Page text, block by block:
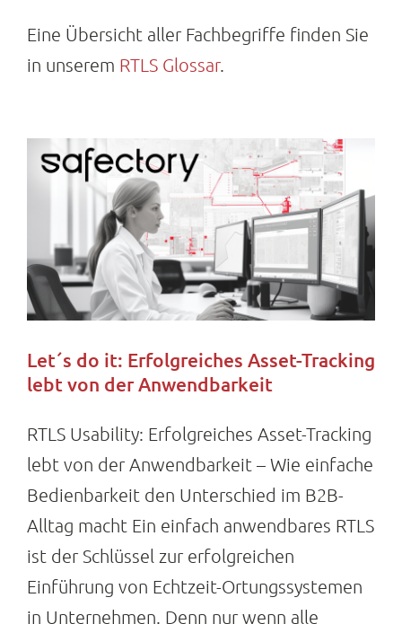
Eine Übersicht aller Fachbegriffe finden Sie
in unserem RTLS Glossar.
Let´s do it: Erfolgreiches Asset-Tracking
lebt von der Anwendbarkeit
RTLS Usability: Erfolgreiches Asset-Tracking
lebt von der Anwendbarkeit – Wie einfache
Bedienbarkeit den Unterschied im B2B-
Alltag macht Ein einfach anwendbares RTLS
ist der Schlüssel zur erfolgreichen
Einführung von Echtzeit-Ortungssystemen
in Unternehmen. Denn nur wenn alle